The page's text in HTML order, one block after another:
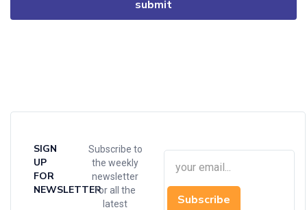
SIGN
UP
FOR
NEWSLETTER
Subscribe to
the weekly
newsletter
for all the
latest
Subscribe